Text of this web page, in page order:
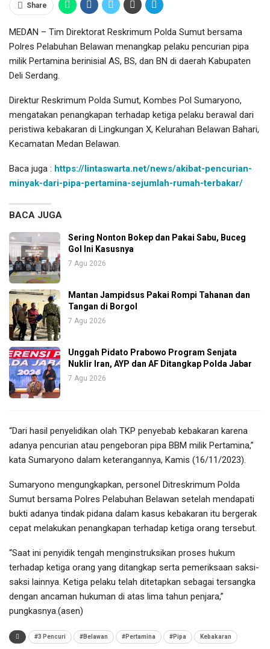
Share
MEDAN – Tim Direktorat Reskrimum Polda Sumut bersama
Polres Pelabuhan Belawan menangkap pelaku pencurian pipa
milik Pertamina berinisial AS, BS, dan BN di daerah Kabupaten
Deli Serdang.
Direktur Reskrimum Polda Sumut, Kombes Pol Sumaryono,
mengatakan penangkapan terhadap ketiga pelaku berawal dari
peristiwa kebakaran di Lingkungan X, Kelurahan Belawan Bahari,
Kecamatan Medan Belawan.
Baca juga : https://lintaswarta.net/news/akibat-pencurian-
minyak-dari-pipa-pertamina-sejumlah-rumah-terbakar/
BACA JUGA
Sering Nonton Bokep dan Pakai Sabu, Buceg
Gol Ini Kasusnya
7 Agu 2026
Mantan Jampidsus Pakai Rompi Tahanan dan
Tangan di Borgol
7 Agu 2026
Unggah Pidato Prabowo Program Senjata
Nuklir Iran, AYP dan AF Ditangkap Polda Jabar
7 Agu 2026
“Dari hasil penyelidikan olah TKP penyebab kebakaran karena
adanya pencurian atau pengeboran pipa BBM milik Pertamina,”
kata Sumaryono dalam keterangannya, Kamis (16/11/2023).
Sumaryono mengungkapkan, personel Ditreskrimum Polda
Sumut bersama Polres Pelabuhan Belawan setelah mendapati
bukti adanya tindak pidana dalam kasus kebakaran itu bergerak
cepat melakukan penangkapan terhadap ketiga orang tersebut.
“Saat ini penyidik tengah menginstruksikan proses hukum
terhadap ketiga orang yang ditangkap serta pemeriksaan saksi-
saksi lainnya. Ketiga pelaku telah ditetapkan sebagai tersangka
dengan ancaman hukuman di atas lima tahun penjara,”
pungkasnya.(asen)
#3 Pencuri #Belawan #Pertamina #Pipa Kebakaran